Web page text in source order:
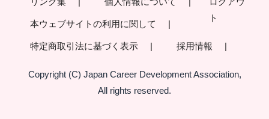
本ウェブサイトの利用に関して
特定商取引法に基づく表示 採用情報
ト
Copyright (C) Japan Career Development Association,
All rights reserved.